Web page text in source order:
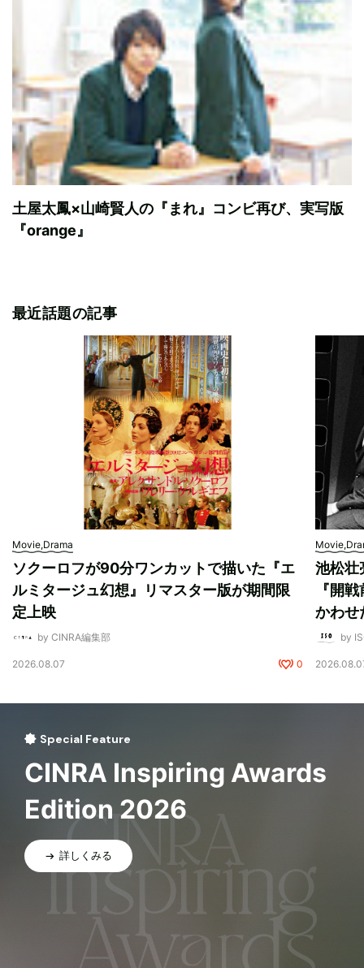
土屋太鳳×山崎賢人の『まれ』コンビ再び、実写版
『orange』
最近話題の記事
Movie,Drama
ソクーロフが90分ワンカットで描いた『エ
ルミタージュ幻想』リマスター版が期間限
定上映
by CINRA編集部
2026.08.07 0
池松壮
『開
かわせ
by
Special Feature
CINRA Inspiring Awards
Edition 2026
詳しくみる